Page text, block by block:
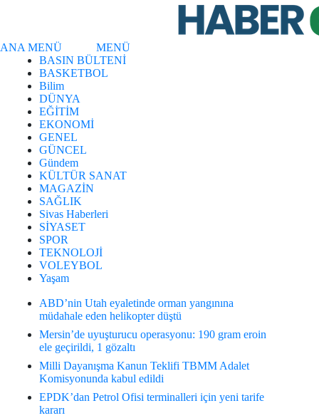
ANA MENÜ
MENÜ
BASIN BÜLTENİ
BASKETBOL
Bilim
DÜNYA
EĞİTİM
EKONOMİ
GENEL
GÜNCEL
Gündem
KÜLTÜR SANAT
MAGAZİN
SAĞLIK
Sivas Haberleri
SİYASET
SPOR
TEKNOLOJİ
VOLEYBOL
Yaşam
ABD’nin Utah eyaletinde orman yangınına
müdahale eden helikopter düştü
Mersin’de uyuşturucu operasyonu: 190 gram eroin
ele geçirildi, 1 gözaltı
Milli Dayanışma Kanun Teklifi TBMM Adalet
Komisyonunda kabul edildi
EPDK’dan Petrol Ofisi terminalleri için yeni tarife
kararı